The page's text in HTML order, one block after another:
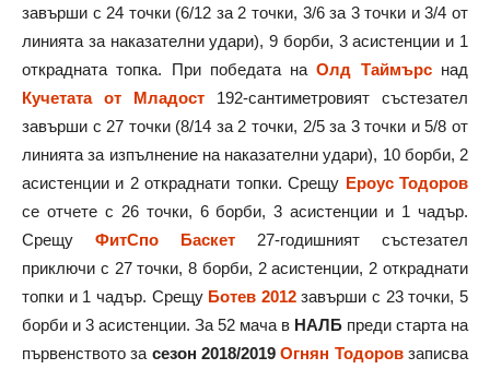
завърши с 24 точки (6/12 за 2 точки, 3/6 за 3 точки и 3/4 от
линията за наказателни удари), 9 борби, 3 асистенции и 1
открадната топка. При победата наОлд Таймърснад
Кучетата от Младост 192-сантиметровият състезател
завърши с 27 точки (8/14 за 2 точки, 2/5 за 3 точки и 5/8 от
линията за изпълнение на наказателни удари), 10 борби, 2
асистенции и 2 откраднати топки. Срещу Ероус Тодоров
се отчете с 26 точки, 6 борби, 3 асистенции и 1 чадър.
Срещу ФитСпо Баскет 27-годишният състезател
приключи с 27 точки, 8 борби, 2 асистенции, 2 откраднати
топки и 1 чадър. Срещу Ботев 2012завърши с 23 точки, 5
борби и 3 асистенции. За 52 мача в НАЛБ преди старта на
първенството за сезон 2018/2019Огнян Тодоровзаписва